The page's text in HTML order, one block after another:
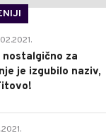
za
je izgubilo naziv,